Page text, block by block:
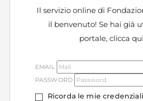
Il servizio online di
il benvenuto! Se hai già
portale, clicca
EMAIL
PASSWORD
Ricorda le mie credenziali